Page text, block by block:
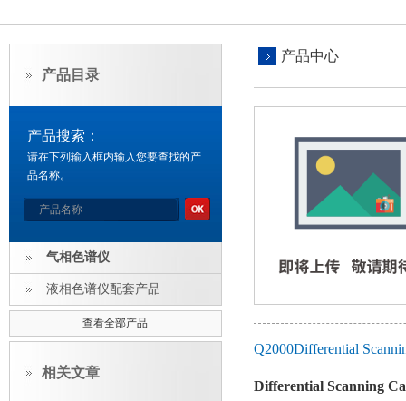
产品目录
产品搜索：
请在下列输入框内输入您要查找的产
品名称。
气相色谱仪
液相色谱仪配套产品
查看全部产品
相关文章
产品中心
Q2000Differential
Differential Scanning